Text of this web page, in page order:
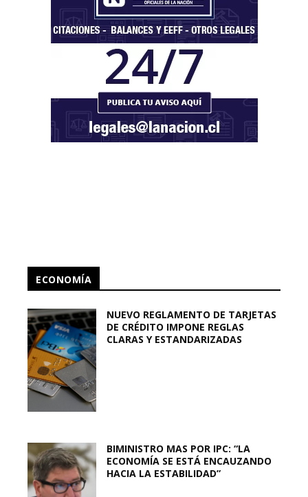
ECONOMÍA
NUEVO REGLAMENTO DE TARJETAS
DE CRÉDITO IMPONE REGLAS
CLARAS Y ESTANDARIZADAS
BIMINISTRO MAS POR IPC: “LA
ECONOMÍA SE ESTÁ ENCAUZANDO
HACIA LA ESTABILIDAD”